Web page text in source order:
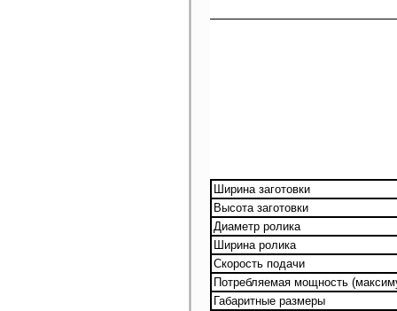
Ширина заготовки
Высота заготовки
Диаметр ролика
Ширина ролика
Скорость подачи
Потребляемая мощность
Габаритные размеры